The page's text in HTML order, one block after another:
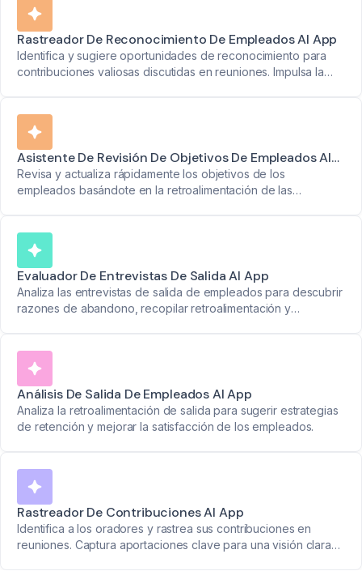
Rastreador De Reconocimiento De Empleados AI App
Identifica y sugiere oportunidades de reconocimiento para
contribuciones valiosas discutidas en reuniones. Impulsa la
Asistente De Revisión De Objetivos De Empleados AI
App
Revisa y actualiza rápidamente los objetivos de los
empleados basándote en la retroalimentación de las
Evaluador De Entrevistas De Salida AI App
Analiza las entrevistas de salida de empleados para descubrir
razones de abandono, recopilar retroalimentación y
Análisis De Salida De Empleados AI App
Analiza la retroalimentación de salida para sugerir estrategias
de retención y mejorar la satisfacción de los empleados.
Rastreador De Contribuciones AI App
Identifica a los oradores y rastrea sus contribuciones en
reuniones. Captura aportaciones clave para una visión clara